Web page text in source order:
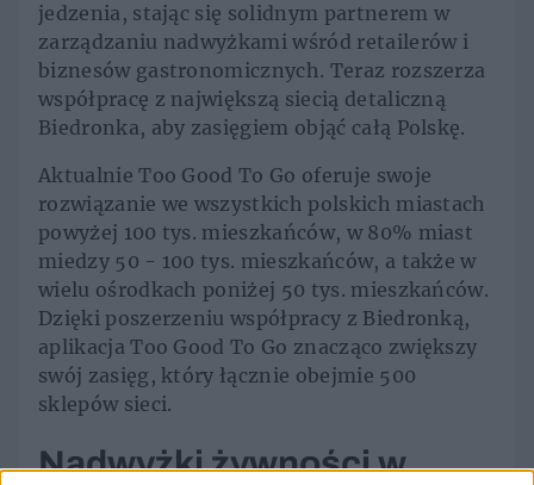
jedzenia, stając się solidnym partnerem w
zarządzaniu nadwyżkami wśród retailerów i
biznesów gastronomicznych. Teraz rozszerza
współpracę z największą siecią detaliczną
Biedronka, aby zasięgiem objąć całą Polskę.
Aktualnie Too Good To Go oferuje swoje
rozwiązanie we wszystkich polskich miastach
powyżej 100 tys. mieszkańców, w 80% miast
miedzy 50 - 100 tys. mieszkańców, a także w
wielu ośrodkach poniżej 50 tys. mieszkańców.
Dzięki poszerzeniu współpracy z Biedronką,
aplikacja Too Good To Go znacząco zwiększy
swój zasięg, który łącznie obejmie 500
sklepów sieci.
Nadwyżki żywności w